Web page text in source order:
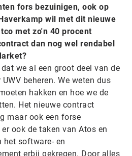
fors bezuinigen, ook op
wil met dit nieuwe
met zo'n 40 procent
dan nog wel rendabel
we al een groot deel van de
beheren. We weten dus
hakken en hoe we de
Het nieuwe contract
maar ook een forse
ook de taken van Atos en
het software- en
erbij gekregen. Door alles